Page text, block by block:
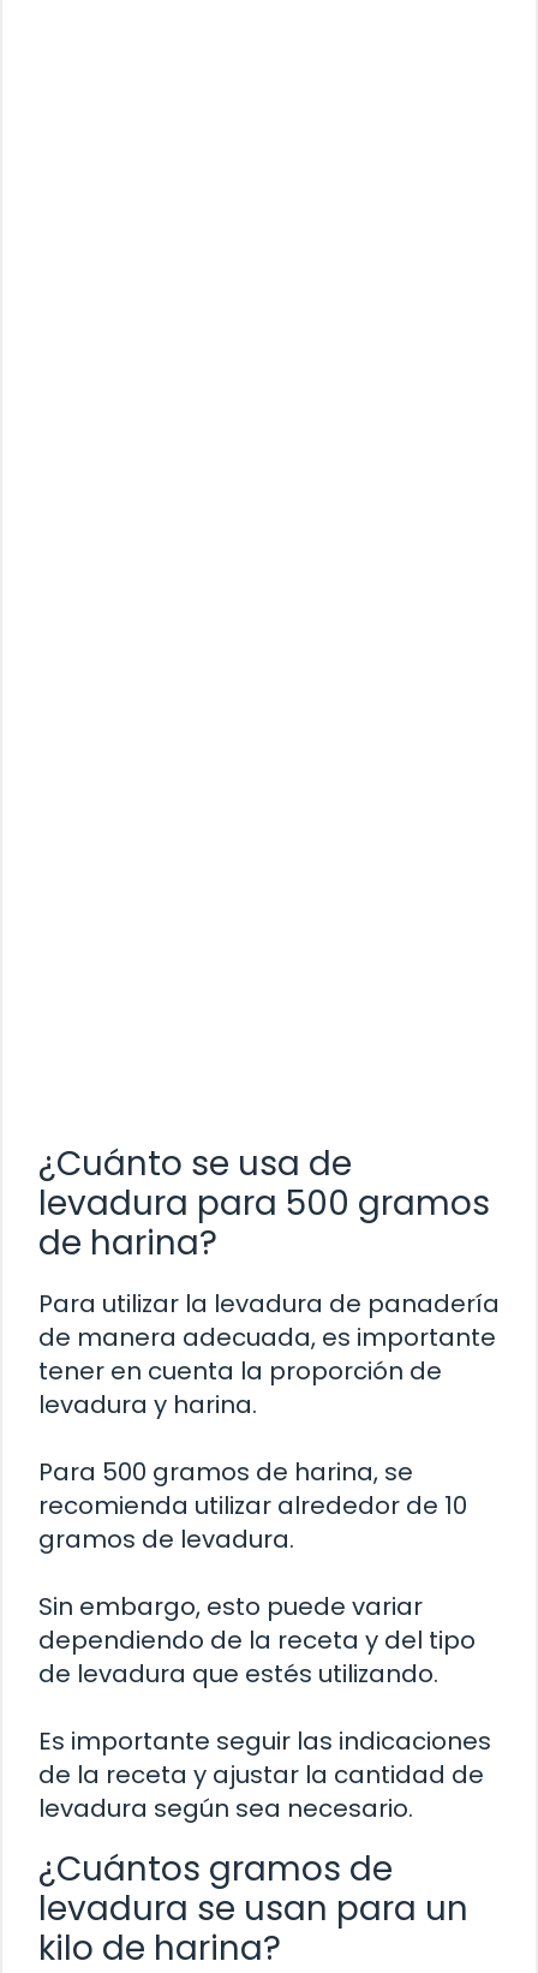
¿Cuánto se usa de
levadura para 500 gramos
de harina?
Para utilizar la levadura de panadería
de manera adecuada, es importante
tener en cuenta la proporción de
levadura y harina.
Para 500 gramos de harina, se
recomienda utilizar alrededor de 10
gramos de levadura.
Sin embargo, esto puede variar
dependiendo de la receta y del tipo
de levadura que estés utilizando.
Es importante seguir las indicaciones
de la receta y ajustar la cantidad de
levadura según sea necesario.
¿Cuántos gramos de
levadura se usan para un
kilo de harina?